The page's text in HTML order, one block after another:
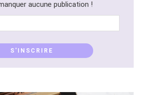
aucune publication !
S'INSCRIRE